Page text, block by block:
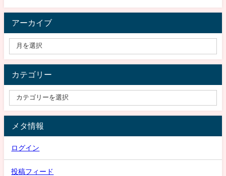
アーカイブ
カテゴリー
メタ情報
ログイン
投稿フィード